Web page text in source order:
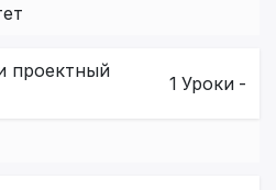
проектный
1 Уроки -